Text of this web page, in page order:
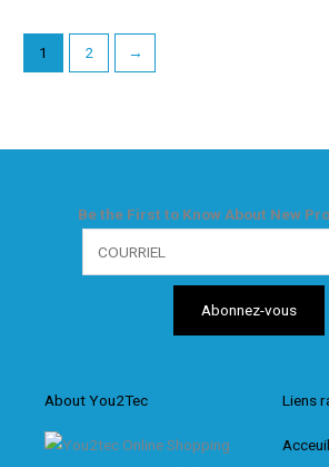
1 2 →
Be the First to Know About New
About You2Tec Liens
Acceuil